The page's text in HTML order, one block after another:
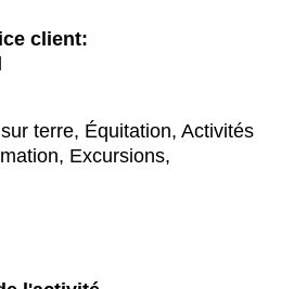
client:
terre, Équitation, Activités
Excursions,